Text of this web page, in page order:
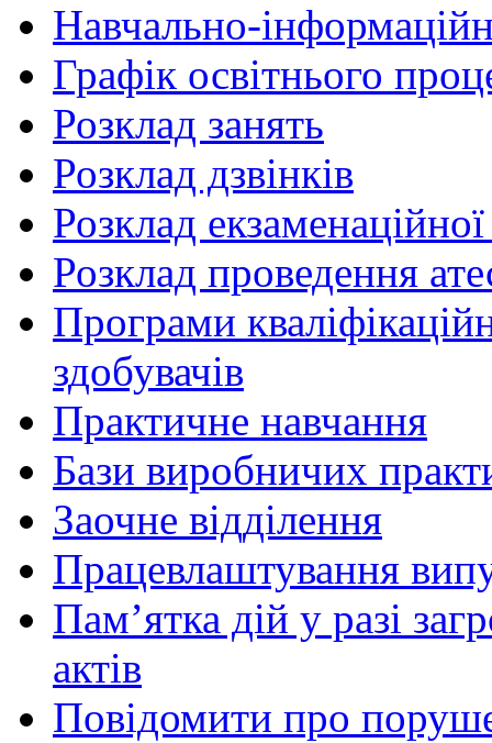
Навчально-
Графік освітнього
Розклад занять
Розклад дзвінків
Розклад екзаменаційної
Розклад проведення
Програми
здобувачів
Практичне навчання
Бази виробничих
Заочне відділення
Працевлаштування
Пам’ятка дій у разі
актів
Повідомити про